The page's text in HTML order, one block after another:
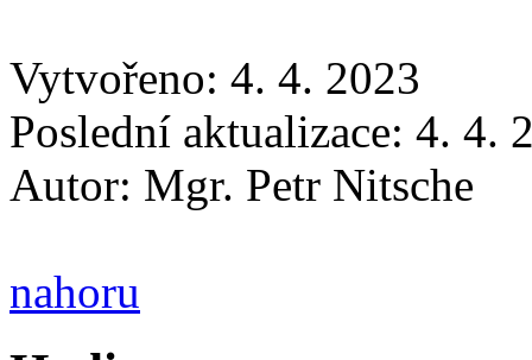
Vytvořeno: 4. 4. 2023
Poslední aktualizace: 4. 4.
Autor: Mgr. Petr Nitsche
nahoru